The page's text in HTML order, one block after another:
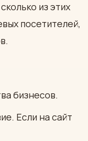
из этих
посетителей,
бизнесов.
Если на сайт